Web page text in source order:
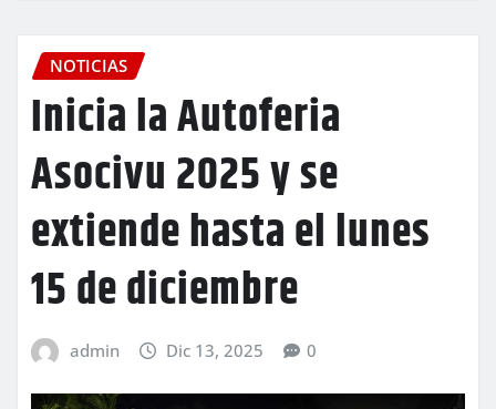
NOTICIAS
Inicia la Autoferia
Asocivu 2025 y se
extiende hasta el lunes
15 de diciembre
admin Dic 13, 2025 0